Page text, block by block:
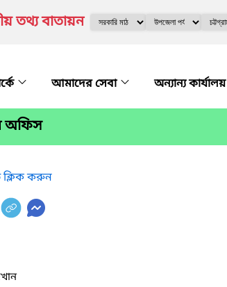
তথ্য বাতায়ন
আমাদের সেবা অন্যান্য কার্যালয়
অফিস
ক্লিক করুন